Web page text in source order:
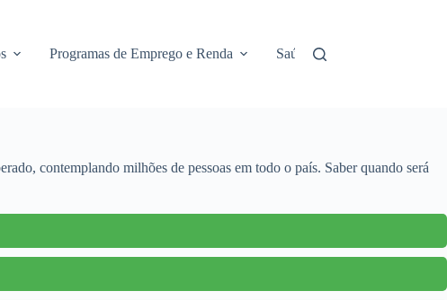
Programas de Emprego e Renda Saúde e Assistência
contemplando milhões de pessoas em todo o país. Saber quando será